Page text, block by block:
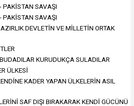
PAKİSTAN SAVAŞI
PAKİSTAN SAVAŞI
DEVLETİN VE MİLLETİN ORTAK
KURUDUKÇA SULADILAR
ÜLKESİ
KADER YAPAN ÜLKELERİN ASIL
SAF DIŞI BIRAKARAK KENDİ GÜCÜNÜ